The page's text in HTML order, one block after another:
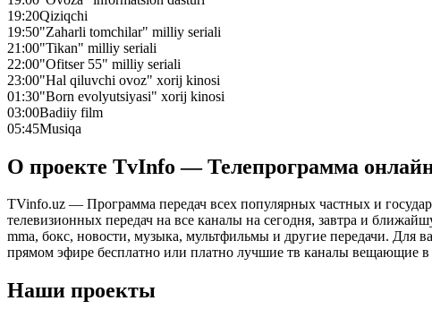
19:20Qiziqchi
19:50"Zaharli tomchilar" milliy seriali
21:00"Tikan" milliy seriali
22:00"Ofitser 55" milliy seriali
23:00"Hal qiluvchi ovoz" xorij kinosi
01:30"Born evolyutsiyasi" xorij kinosi
03:00Badiiy film
05:45Musiqa
О проекте TvInfo — Телепрограмма
TVinfo.uz — Программа передач всех популярных частных и
телевизионных передач на все каналы на сегодня, завтра и
mma, бокс, новости, музыка, мультфильмы и другие передачи. Для
прямом эфире бесплатно или платно лучшие тв каналы вещающие в
Наши проекты